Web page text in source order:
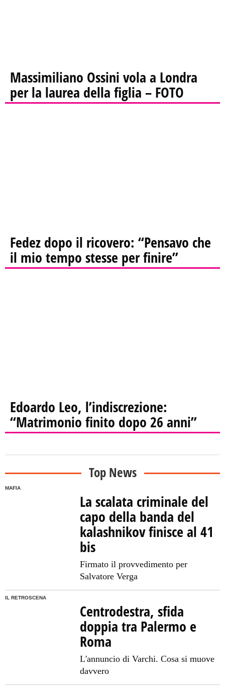
Massimiliano Ossini vola a Londra
per la laurea della figlia – FOTO
Fedez dopo il ricovero: “Pensavo che
il mio tempo stesse per finire”
Edoardo Leo, l’indiscrezione:
“Matrimonio finito dopo 26 anni”
Top News
MAFIA
La scalata criminale del
capo della banda del
kalashnikov finisce al 41
bis
Firmato il provvedimento per
Salvatore Verga
IL RETROSCENA
Centrodestra, sfida
doppia tra Palermo e
Roma
L'annuncio di Varchi. Cosa si muove
davvero